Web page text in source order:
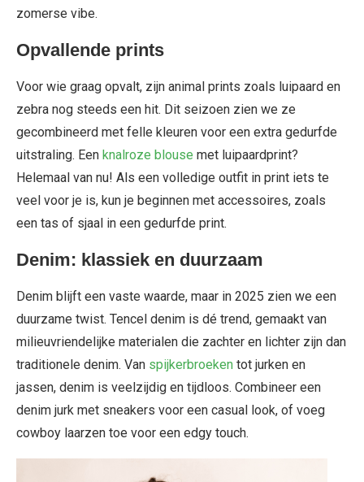
zomerse vibe.
Opvallende prints
Voor wie graag opvalt, zijn animal prints zoals luipaard en
zebra nog steeds een hit. Dit seizoen zien we ze
gecombineerd met felle kleuren voor een extra gedurfde
uitstraling. Een knalroze blouse met luipaardprint?
Helemaal van nu! Als een volledige outfit in print iets te
veel voor je is, kun je beginnen met accessoires, zoals
een tas of sjaal in een gedurfde print.
Denim: klassiek en duurzaam
Denim blijft een vaste waarde, maar in 2025 zien we een
duurzame twist. Tencel denim is dé trend, gemaakt van
milieuvriendelijke materialen die zachter en lichter zijn dan
traditionele denim. Van spijkerbroeken tot jurken en
jassen, denim is veelzijdig en tijdloos. Combineer een
denim jurk met sneakers voor een casual look, of voeg
cowboy laarzen toe voor een edgy touch.